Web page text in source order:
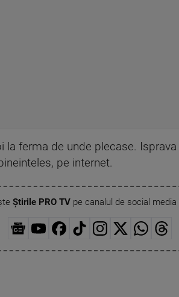
la ferma de unde plecase.
pe internet.
Știrile PRO TVpe canalul de social media